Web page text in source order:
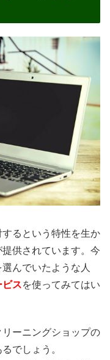
るという特性を生か
供されています。今
んでいたような人
スを使ってみてはい
ーニングショップの
でしょう。